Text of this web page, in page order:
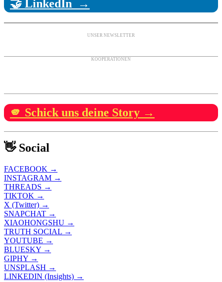
🤝 LinkedIn →
UNSER NEWSLETTER
KOOPERATIONEN
🫵 Schick uns deine Story →
👋 Social
FACEBOOK →
INSTAGRAM →
THREADS →
TIKTOK →
X (Twitter) →
SNAPCHAT →
XIAOHONGSHU →
TRUTH SOCIAL →
YOUTUBE →
BLUESKY →
GIPHY →
UNSPLASH →
LINKEDIN (Insights) →